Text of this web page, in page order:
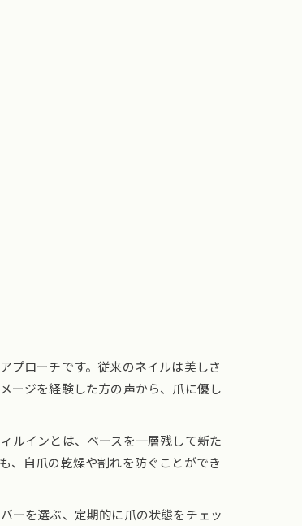
プローチです。従来のネイルは美しさ
ージを経験した方の声から、爪に優し
ルインとは、ベースを一層残して新た
、自爪の乾燥や割れを防ぐことができ
ーを選ぶ、定期的に爪の状態をチェッ